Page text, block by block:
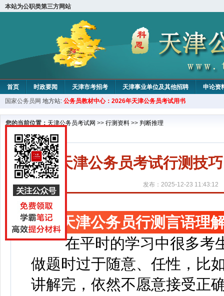
本站为公职类第三方网站
首页 时政要闻 天津市考招考 天津事业单位及其他招聘 申论资
教材中心
国家公务员网 地方站: 公务员教材中心：2026年天津公务员考试用书
您的当前位置： 天津公务员考试网 >> 行测资料 >> 判断推理
天津公务员考试行测技
发布：2025-12-23 11:43:12
天津公务员行测言语理
在平时的学习中很多考
做题时过于随意、任性，比
讲解完，依然不愿意接受正